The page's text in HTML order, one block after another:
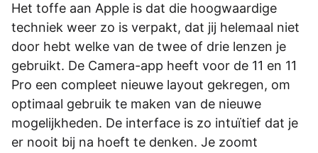
Het toffe aan Apple is dat die hoogwaardige
techniek weer zo is verpakt, dat jij helemaal niet
door hebt welke van de twee of drie lenzen je
gebruikt. De Camera-app heeft voor de 11 en 11
Pro een compleet nieuwe layout gekregen, om
optimaal gebruik te maken van de nieuwe
mogelijkheden. De interface is zo intuïtief dat je
er nooit bij na hoeft te denken. Je zoomt